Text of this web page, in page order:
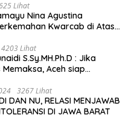
Lihat
Nina Agustina
Kwarcab di Atas
4203 Lihat
S.Sy.MH.Ph.D : Jika
Memaksa, Aceh siap
3267 Lihat
DAN NU, RELASI MENJAWAB
DI JAWA BARAT